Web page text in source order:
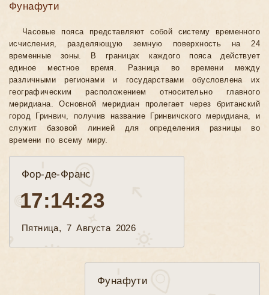
Фунафути
Часовые пояса представляют собой систему временного
исчисления, разделяющую земную поверхность на 24
временные зоны. В границах каждого пояса действует
единое местное время. Разница во времени между
различными регионами и государствами обусловлена их
географическим расположением относительно главного
меридиана. Основной меридиан пролегает через британский
город Гринвич, получив название Гринвичского меридиана, и
служит базовой линией для определения разницы во
времени по всему миру.
Фор-де-Франс
17:14:25
Пятница, 7 Августа 2026
Фунафути